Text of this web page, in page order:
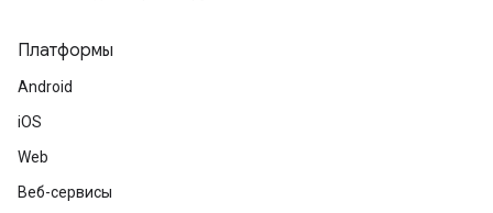
Платформы
Android
iOS
Web
Веб-сервисы